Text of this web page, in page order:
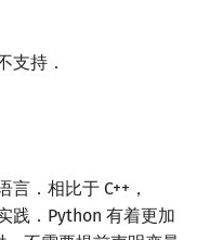
支持．
．相比于 C++，
践．Python 有着更加